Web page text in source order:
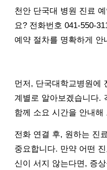
천안 단국대 병원 진료
요? 전화번호 041-550-
예약 절차를 명확하게 안
먼저, 단국대학교병원에
계별로 알아보겠습니다.
함께 소요 시간을 안내해
전화 연결 후, 원하는 진
중요합니다. 만약 어떤
신이 서지 않는다면, 증